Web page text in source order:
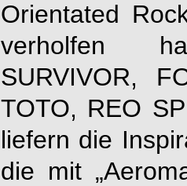
Orientated
verholfen
SURVIVOR,
TOTO, REO
liefern die
die mit „